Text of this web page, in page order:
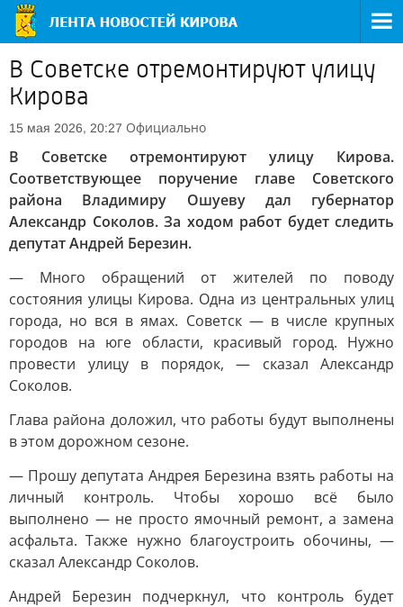
В Советске отремонтируют улицу
Кирова
15 мая 2026, 20:27 Официально
В Советске отремонтируют улицу Кирова.
Соответствующее поручение главе Советского
района Владимиру Ошуеву дал губернатор
Александр Соколов. За ходом работ будет следить
депутат Андрей Березин.
— Много обращений от жителей по поводу
состояния улицы Кирова. Одна из центральных улиц
города, но вся в ямах. Советск — в числе крупных
городов на юге области, красивый город. Нужно
провести улицу в порядок, — сказал Александр
Соколов.
Глава района доложил, что работы будут выполнены
в этом дорожном сезоне.
— Прошу депутата Андрея Березина взять работы на
личный контроль. Чтобы хорошо всё было
выполнено — не просто ямочный ремонт, а замена
асфальта. Также нужно благоустроить обочины, —
сказал Александр Соколов.
Андрей Березин подчеркнул, что контроль будет